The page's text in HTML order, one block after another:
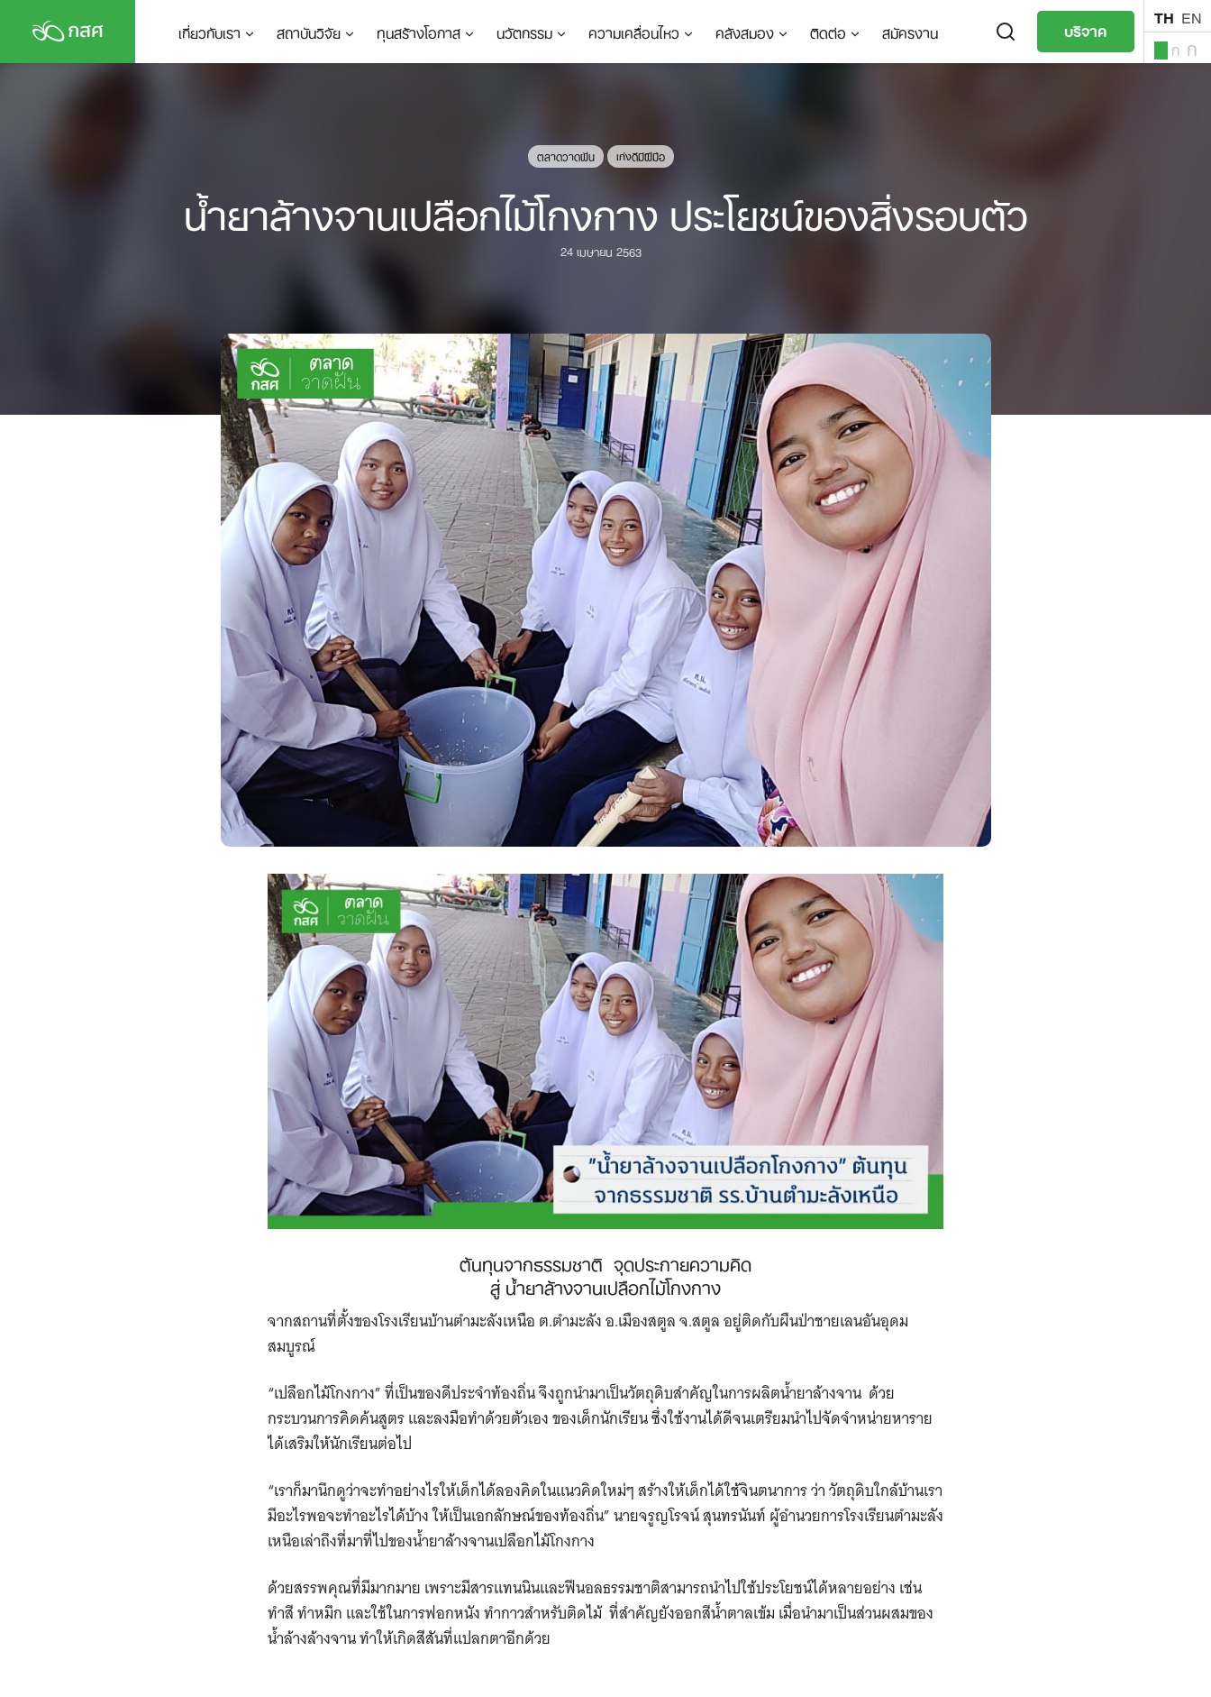
content
เกี่ยวกับเรา สถาบันวิจัย ทุนสร้างโอกาส นวัตกรรม ความเคลื่อนไหว คลังสมอง ติดต่อ สมัครงาน บริจาค TH EN
ก ก
ตลาดวาดฝัน เก่งดีมีฝีมือ
น้ำยาล้างจานเปลือกไม้โกงกาง ประโยชน์ของสิ่งรอบตัว​
24 เมษายน 2563
ต้นทุนจากธรรมชาติ จุดประกายความคิด
สู่ น้ำยาล้างจานเปลือกไม้โกงกาง
จากสถานที่ตั้งของโรงเรียนบ้านตำมะลังเหนือ ต.ตำมะลัง อ.เมืองสตูล จ.สตูล อยู่ติดกับผืนป่าชายเลนอันอุดม
สมบูรณ์
“เปลือกไม้โกงกาง” ที่เป็นของดีประจำท้องถิ่น จึงถูกนำมาเป็นวัตถุดิบสำคัญในการผลิตน้ำยาล้างจาน ​ ​ด้วย
กระบวนการคิดค้นสูตร และลงมือทำด้วยตัวเอง ของเด็กนักเรียน ​ซึ่งใช้งานได้ดีจนเตรียมนำไปจัดจำหน่ายหาราย
ได้เสริมให้นักเรียนต่อไป
“เราก็มานึกดูว่าจะทำอย่างไรให้เด็กได้ลองคิดในแนวคิดใหม่ๆ สร้างให้เด็กได้ใช้จินตนาการ ว่า วัตถุดิบใกล้บ้านเรา
มีอะไรพอจะทำอะไรได้บ้าง ให้เป็นเอกลักษณ์ของท้องถิ่น” นายจรูญโรจน์ สุนทรนันท์ ผู้อำนวยการโรงเรียนตำมะลัง
เหนือเล่าถึงที่มาที่ไปของน้ำยาล้างจานเปลือกไม้โกงกาง
ด้วยสรรพคุณที่มีมากมาย เพราะมีสารแทนนินและฟีนอลธรรมชาติ​สามารถนำไปใช้ประโยชน์ได้หลายอย่าง เช่น
ทำสี ทำหมึก ​และใช้ในการฟอกหนัง ​ทำกาวสำหรับติดไม้ ที่สำคัญยังออกสีน้ำตาลเข้ม เมื่อนำมาเป็นส่วนผสมของ
น้ำล้างล้างจาน ทำให้เกิดสีสันที่แปลกตาอีกด้วย